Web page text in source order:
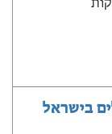
בישראל